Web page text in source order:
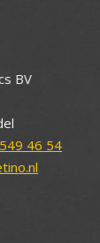
BV
46 54